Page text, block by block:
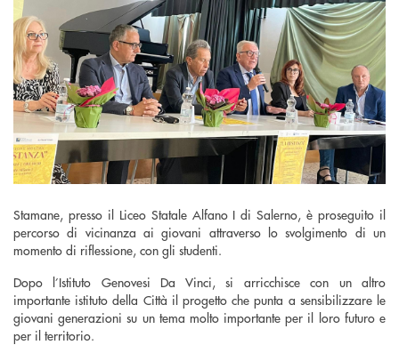
Stamane, presso il Liceo Statale Alfano I di Salerno, è proseguito il
percorso di vicinanza ai giovani attraverso lo svolgimento di un
momento di riflessione, con gli studenti.
Dopo l’Istituto Genovesi Da Vinci, si arricchisce con un altro
importante istituto della Città il progetto che punta a sensibilizzare le
giovani generazioni su un tema molto importante per il loro futuro e
per il territorio.